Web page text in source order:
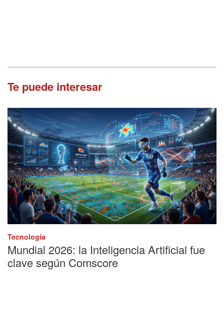
Te puede interesar
Tecnología
Mundial 2026: la Inteligencia Artificial fue
clave según Comscore